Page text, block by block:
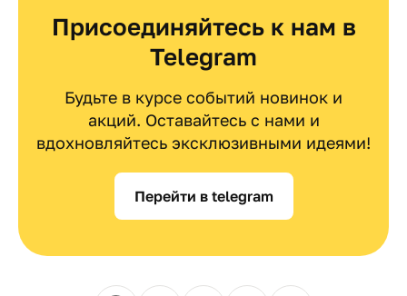
Присоединяйтесь к нам в
Telegram
Будьте в курсе событий новинок и
акций. Оставайтесь с нами и
вдохновляйтесь эксклюзивными идеями!
Перейти в telegram